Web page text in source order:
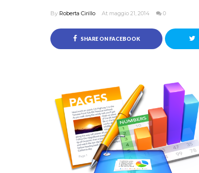
By Roberta Cirillo At maggio 21, 2014 0
SHARE ON FACEBOOK